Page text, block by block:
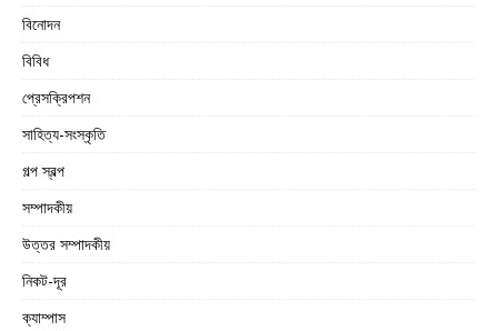
বিনোদন
বিবিধ
প্রেসক্রিপশন
সাহিত্য-সংস্কৃতি
গল্প স্বল্প
সম্পাদকীয়
উত্তর সম্পাদকীয়
নিকট-দূর
ক্যাম্পাস